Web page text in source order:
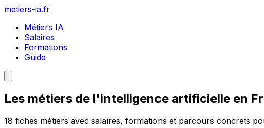
metiers-ia.fr
Métiers IA
Salaires
Formations
Guide
Les métiers de l'intelligence artificielle en
18 fiches métiers avec salaires, formations et parcours concrets